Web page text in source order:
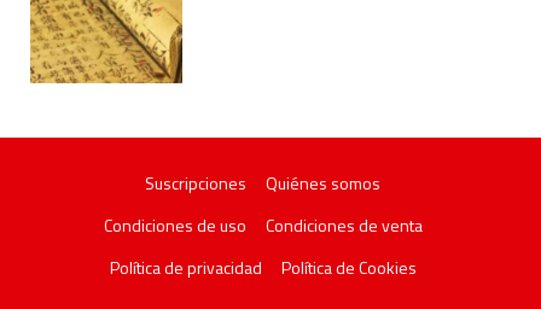
Suscripciones
Quiénes somos
Condiciones de uso
Condiciones de venta
Política de privacidad
Política de Cookies